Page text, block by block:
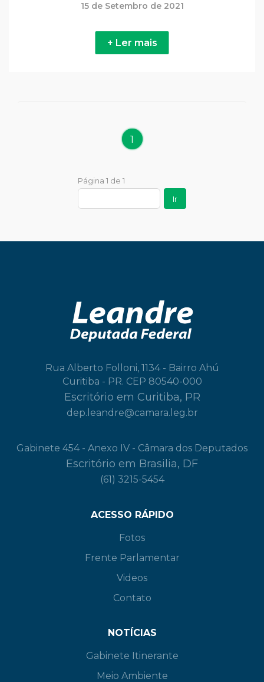
15 de Setembro de 2021
+ Ler mais
1
Página 1 de 1
Ir
Rua Alberto Folloni, 1134 - Bairro Ahú
Curitiba - PR. CEP 80540-000
Escritório em Curitiba, PR
dep.leandre@camara.leg.br
Gabinete 454 - Anexo IV - Câmara dos Deputados
Escritório em Brasilia, DF
(61) 3215-5454
ACESSO RÁPIDO
Fotos
Frente Parlamentar
Videos
Contato
NOTÍCIAS
Gabinete Itinerante
Meio Ambiente